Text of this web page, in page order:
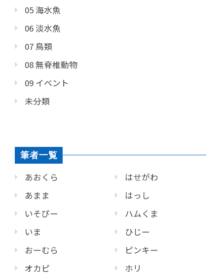
05 海水魚
06 淡水魚
07 鳥類
08 無脊椎動物
09 イベント
未分類
筆者一覧
あおくら
あまま
いそぴー
いま
おーむら
オカピ
はせがわ
はっし
ハムくま
ひじー
ピンキー
ホリ